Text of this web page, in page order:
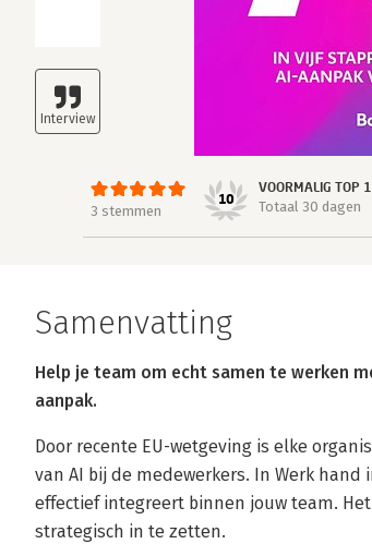
3 stemmen
10
VOORMALIG TOP
Totaal 30 dagen
Samenvatting
Help je team om echt samen te werken
aanpak.
Door recente EU-wetgeving is elke
van AI bij de medewerkers. In Werk
effectief integreert binnen jouw team.
strategisch in te zetten.